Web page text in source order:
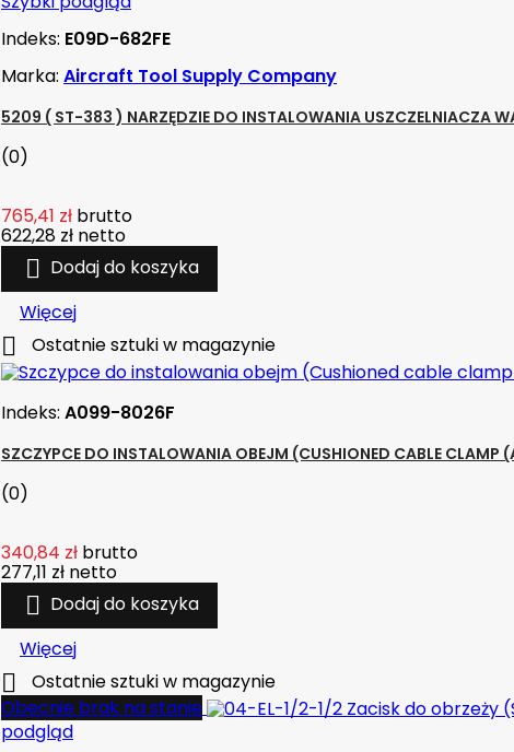
Indeks: E09D-682FE
Marka: Aircraft Tool Supply Company
5209 ( ST-383 ) NARZĘDZIE DO INSTALOWANIA USZCZELNIACZA
(0)
765,41 zł brutto
622,28 zł netto
 Dodaj do koszyka
Więcej
 Ostatnie sztuki w magazynie
Indeks: A099-8026F
SZCZYPCE DO INSTALOWANIA OBEJM (CUSHIONED CABLE CLAMP
(0)
340,84 zł brutto
277,11 zł netto
 Dodaj do koszyka
Więcej

Ostatnie sztuki w magazynie
Obecnie brak na stanie
podgląd